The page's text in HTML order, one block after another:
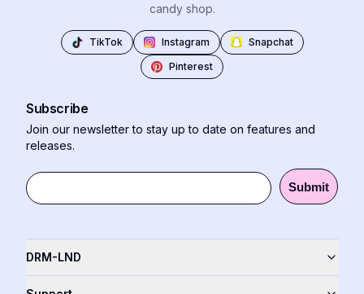
candy shop.
TikTok Instagram
Snapchat
Pinterest
DRM-LND
Subscribe
Join our newsletter to stay up to date on features and
releases.
Submit